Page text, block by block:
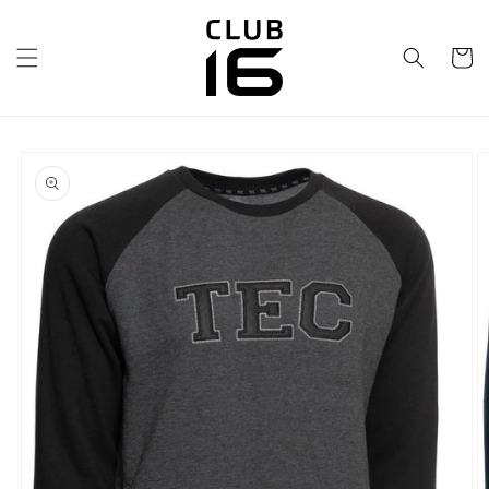
al contenido
Carrito
a la
información
del producto